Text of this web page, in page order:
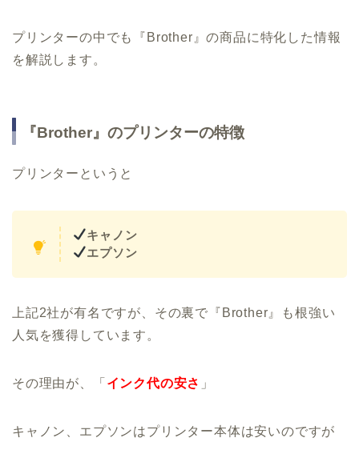
プリンターの中でも『Brother』の商品に特化した情報
を解説します。
『Brother』のプリンターの特徴
プリンターというと
キャノン
エプソン
上記2社が有名ですが、その裏で『Brother』も根強い
人気を獲得しています。
その理由が、「 インク代の安さ 」
キャノン、エプソンはプリンター本体は安いのですが